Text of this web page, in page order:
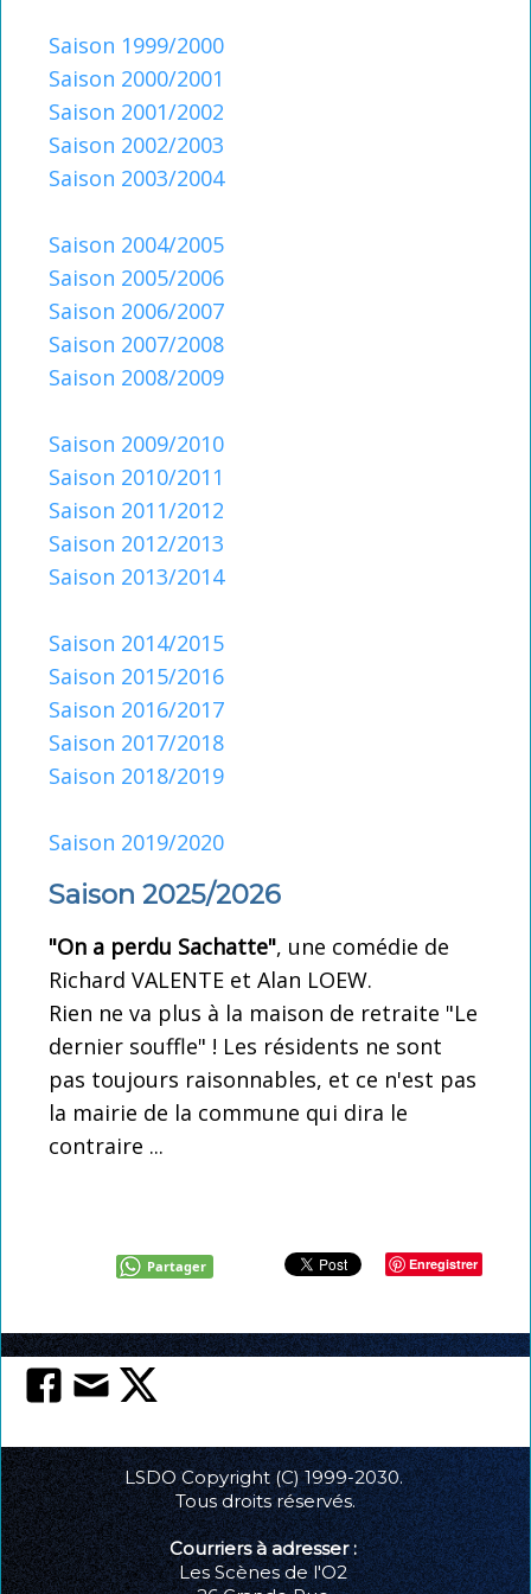
Créez l'évènement
Partenaires
Coulisses : Statuts, réglement intérieur
Saison 1999/2000
Saison 2000/2001
Saison 2001/2002
Saison 2002/2003
Saison 2003/2004
Saison 2004/2005
Saison 2005/2006
Saison 2006/2007
Saison 2007/2008
Saison 2008/2009
Saison 2009/2010
Saison 2010/2011
Saison 2011/2012
Saison 2012/2013
Saison 2013/2014
Saison 2014/2015
Saison 2015/2016
Saison 2016/2017
Saison 2017/2018
Saison 2018/2019
Saison 2019/2020
Saison 2025/2026
"On a perdu Sachatte", une comédie de
Richard VALENTE et Alan LOEW.
Rien ne va plus à la maison de retraite "Le
dernier souffle" ! Les résidents ne sont
pas toujours raisonnables, et ce n'est pas
la mairie de la commune qui dira le
contraire ...
Enregistrer
Partager
LSDO Copyright (C) 1999-2030.
Tous droits réservés.
Courriers à adresser :
Les Scènes de l'O2